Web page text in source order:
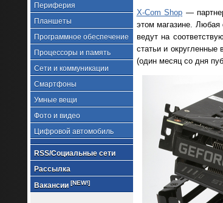
Периферия
Планшеты
Программное обеспечение
Процессоры и память
Сети и коммуникации
Смартфоны
Умные вещи
Фото и видео
Цифровой автомобиль
RSS/Социальные сети
Рассылка
Вакансии [NEW!]
X-Com Shop —
этом магазине.
ведут на
статьи и
(один месяц со дня